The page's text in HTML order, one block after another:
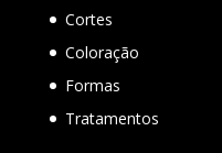
Cortes
Coloração
Formas
Tratamentos